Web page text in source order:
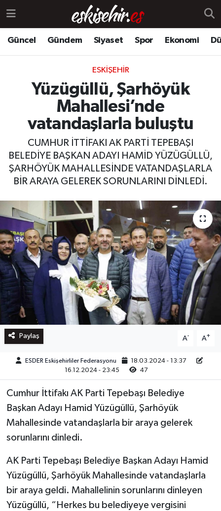
Güncel Gündem Siyaset Spor Ekonomi
ESKIŞEHIR
Yüzügüllü, Şarhöyük
Mahallesi’nde
vatandaşlarla buluştu
CUMHUR İTTİFAKI AK PARTİ TEPEBAŞI
BELEDİYE BAŞKAN ADAYI HAMİD YÜZÜGÜLLÜ,
ŞARHÖYÜK MAHALLESİNDE VATANDAŞLARLA
BİR ARAYA GELEREK SORUNLARINI DİNLEDİ.
Paylaş A- A+
ESDER Eskişehirliler Federasyonu
18.03.2024 - 13:37
16.12.2024 - 23:45
47
Cumhur İttifakı AK Parti Tepebaşı Belediye
Başkan Adayı Hamid Yüzügüllü, Şarhöyük
Mahallesinde vatandaşlarla bir araya gelerek
sorunlarını dinledi.
AK Parti Tepebaşı Belediye Başkan Adayı Hamid
Yüzügüllü, Şarhöyük Mahallesinde vatandaşlarla
bir araya geldi. Mahallelinin sorunlarını dinleyen
Yüzügüllü, “Herkes bu belediyeye vergisini